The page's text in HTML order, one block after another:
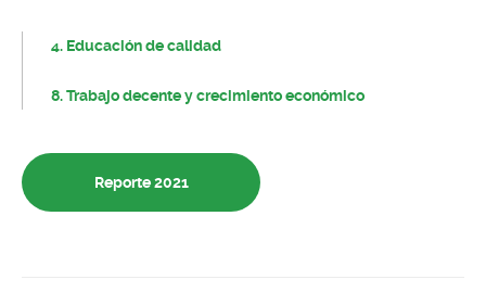
4. Educación de calidad
8. Trabajo decente y crecimiento económico
Reporte 2021